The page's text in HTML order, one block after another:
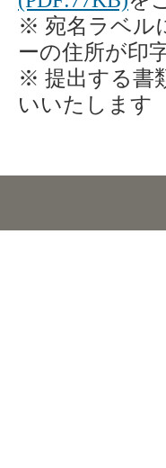
※ 宛名ラベル
ーの住所が印
※ 提出する書
いいたします